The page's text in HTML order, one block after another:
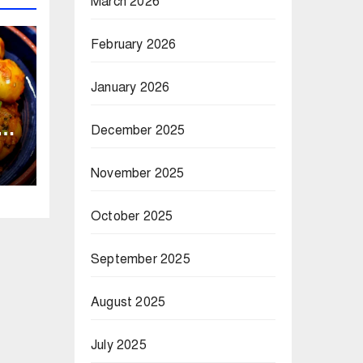
February 2026
January 2026
December 2025
November 2025
October 2025
September 2025
August 2025
July 2025